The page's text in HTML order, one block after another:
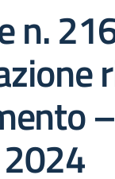
n.